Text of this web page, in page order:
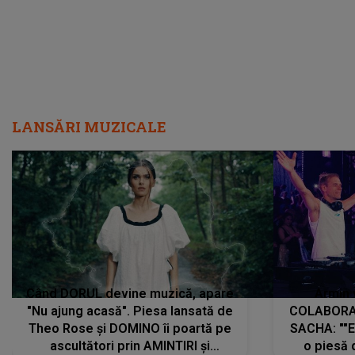
LANSĂRI MUZICALE
Când DORUL devine muzică, apare
"Nu ajung acasă". Piesa lansată de
Theo Rose și DOMINO îi poartă pe
ascultători prin AMINTIRI și
SACHA:
o piesă